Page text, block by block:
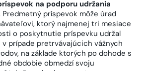
na podporu udržania
Predmetný príspevok môže úrad
ktorý najmenej tri mesiace
o poskytnutie príspevku udržal
prípade pretrvávajúcich vážnych
na základe ktorých po dohode s
obdobie obmedzí svoju